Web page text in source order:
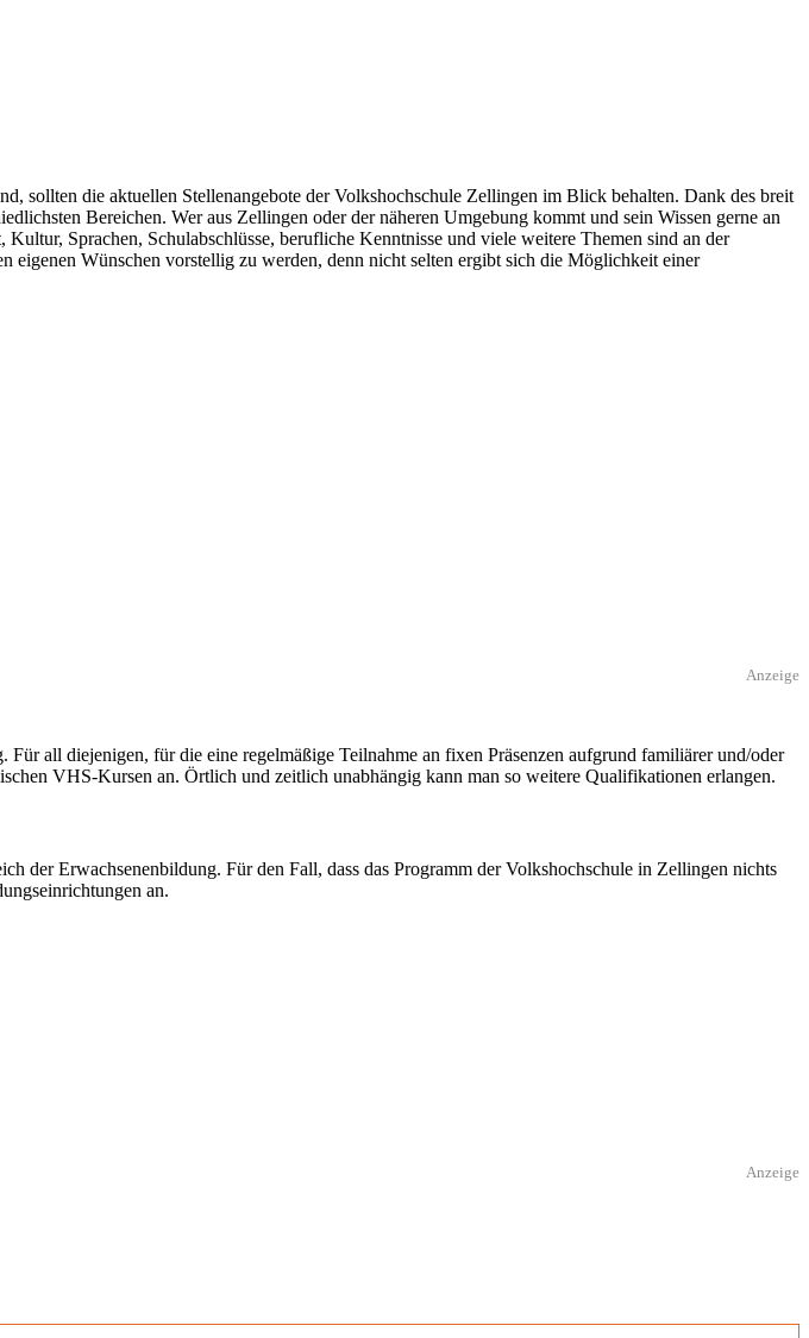
sollten die aktuellen Stellenangebote der Volkshochschule Zellingen im Blick behalten. Dank des breit
Bereichen. Wer aus Zellingen oder der näheren Umgebung kommt und sein Wissen gerne an
Sprachen, Schulabschlüsse, berufliche Kenntnisse und viele weitere Themen sind an der
Wünschen vorstellig zu werden, denn nicht selten ergibt sich die Möglichkeit einer
Anzeige
all diejenigen, für die eine regelmäßige Teilnahme an fixen Präsenzen aufgrund familiärer und/oder
VHS-Kursen an. Örtlich und zeitlich unabhängig kann man so weitere Qualifikationen erlangen.
der Erwachsenenbildung. Für den Fall, dass das Programm der Volkshochschule in Zellingen nichts
an.
Anzeige